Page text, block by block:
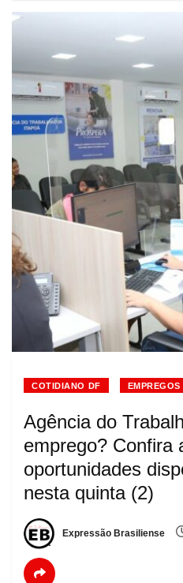
COTIDIANO DF
Agência do
emprego? Confira
oportunidades
nesta quinta (2)
Expressão Brasiliense